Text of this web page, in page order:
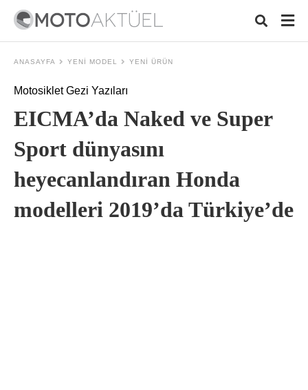
ANASAYFA YENI MODEL YENI ÜRÜN
Motosiklet Gezi Yazıları
EICMA’da Naked ve Super
Sport dünyasını
heyecanlandıran Honda
modelleri 2019’da Türkiye’de